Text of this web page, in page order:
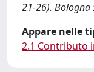
21-26). Bologna
Appare nelle
2.1 Contributo